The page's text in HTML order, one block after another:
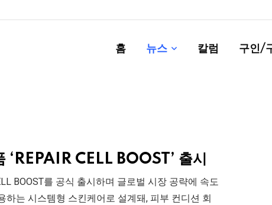
홈 뉴스 칼럼 구인/
CELL BOOST’ 출시
BOOST를 공식 출시하며 글로벌 시장 공략에 속도
하는 시스템형 스킨케어로 설계돼, 피부 컨디션 회